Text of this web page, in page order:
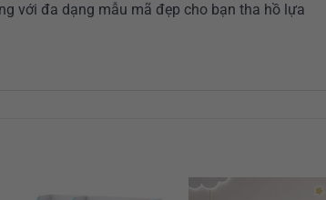
với đa dạng mẫu mã đẹp cho bạn tha hồ lựa